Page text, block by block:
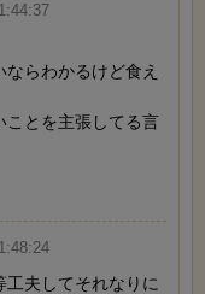
らわかるけど食え
ことを主張してる言
夫してそれなりに